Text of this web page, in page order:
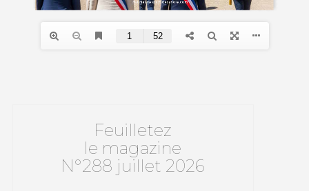
Feuilletez
le magazine
N°288 juillet 2026